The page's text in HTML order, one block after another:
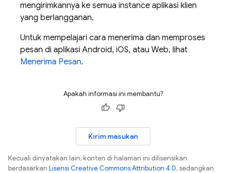
mengirimkannya ke semua instance aplikasi klien
yang berlangganan.
Untuk mempelajari cara menerima dan memproses
pesan di aplikasi Android, iOS, atau Web, lihat
Menerima Pesan.
Apakah informasi ini membantu?
Kirim masukan
Kecuali dinyatakan lain, konten di halaman ini dilisensikan
berdasarkan Lisensi Creative Commons Attribution 4.0, sedangkan